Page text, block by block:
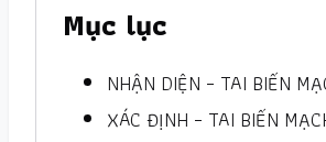
Mục lục
NHẬN DIỆN – TAI BIẾN
XÁC ĐỊNH – TAI BIẾN